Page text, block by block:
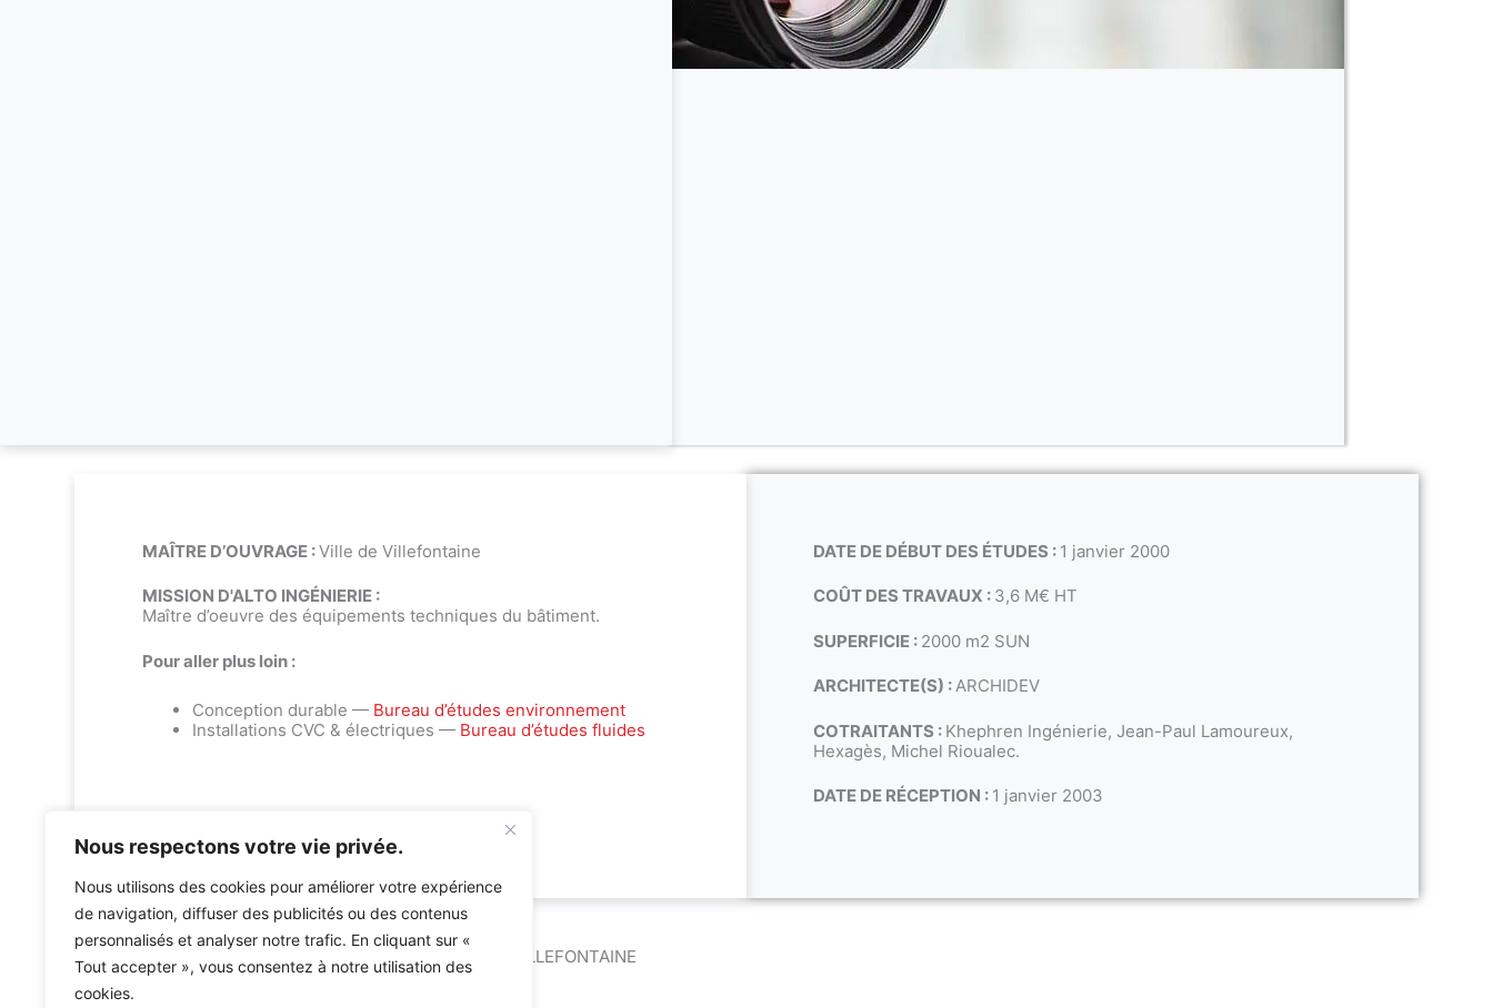
Nous respectons votre vie privée.
Nous utilisons des cookies pour améliorer votre expérience
de navigation, diffuser des publicités ou des contenus
personnalisés et analyser notre trafic. En cliquant sur «
Tout accepter », vous consentez à notre utilisation des
cookies.
DATE DE DÉBUT DES ÉTUDES : 1 janvier 2000
COÛT DES TRAVAUX : 3,6 M€ HT
SUPERFICIE : 2000 m2 SUN
ARCHITECTE(S) :ARCHIDEV
COTRAITANTS : Khephren Ingénierie, Jean-Paul Lamoureux,
Hexagès, Michel Rioualec.
DATE DE RÉCEPTION : 1 janvier 2003
MAÎTRE D’OUVRAGE :Ville de Villefontaine
MISSION D'ALTO INGÉNIERIE :
Maître d’oeuvre des équipements techniques du bâtiment.
Pour aller plus loin :
Conception durable — Bureau d’études environnement
Installations CVC & électriques — Bureau d’études fluides
Accueil » CENTRE CULTUREL DU VELLEIN A VILLEFONTAINE